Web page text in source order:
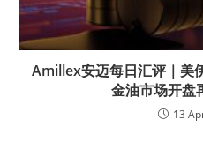
Amillex安迈每日汇评｜美
金油市场开盘
13